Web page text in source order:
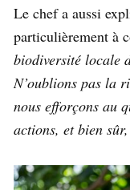
Le chef a aussi
particulièrement à
biodiversité locale
N’oublions pas la
nous efforçons au
actions, et bien